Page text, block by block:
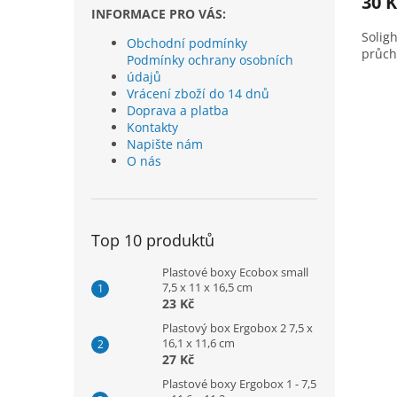
INFORMACE PRO VÁS:
Obchodní podmínky
Podmínky ochrany osobních
údajů
Vrácení zboží do 14 dnů
Doprava a platba
Kontakty
Napište nám
O nás
Top 10 produktů
Plastové boxy Ecobox small
7,5 x 11 x 16,5 cm
23 Kč
Plastový box Ergobox 2 7,5 x
16,1 x 11,6 cm
27 Kč
Plastové boxy Ergobox 1 - 7,5